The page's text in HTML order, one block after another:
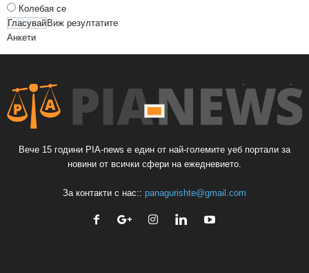
Колебая се
Виж резултатите
Анкети
Вече 15 години PIA-news е един от най-големите уеб портали за
новини от всички сфери на ежедневието.
За контакти с нас:: panagurishte@gmail.com